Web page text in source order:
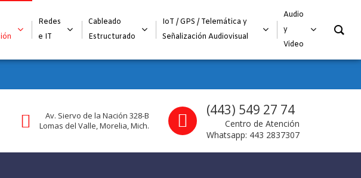
Redes
e IT
Cableado
Estructurado
IoT / GPS / Telemática y
Señalización Audiovisual
Audio
y
Video
Call us
(443) 549 27 74
Centro de Atención
Whatsapp: 443 2837307
Av. Siervo de la Nación 328-B
Lomas del Valle, Morelia, Mich.